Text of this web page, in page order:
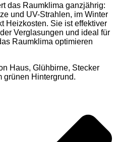
das Raumklima ganzjährig:
und UV-Strahlen, im Winter
Heizkosten. Sie ist effektiver
Verglasungen und ideal für
Raumklima optimieren